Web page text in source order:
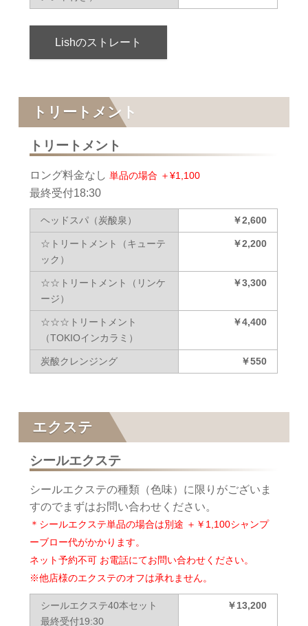
Lishのストレート
トリートメント
トリートメント
ロング料金なし単品の場合 ＋¥1,100
最終受付18:30
ヘッドスパ（炭酸泉） ￥2,600
☆トリートメント（キューテ
ック）
￥2,200
☆☆トリートメント（リンケ
ージ）
￥3,300
☆☆☆トリートメント
（TOKIOインカラミ）
￥4,400
炭酸クレンジング ￥550
エクステ
シールエクステ
シールエクステの種類（色味）に限りがございま
すのでまずはお問い合わせください。
＊シールエクステ単品の場合は別途 ＋￥1,100シャンプ
ーブロー代がかかります。
ネット予約不可 お電話にてお問い合わせください。
※他店様のエクステのオフは承れません。
シールエクステ40本セット
最終受付19:30
￥13,200